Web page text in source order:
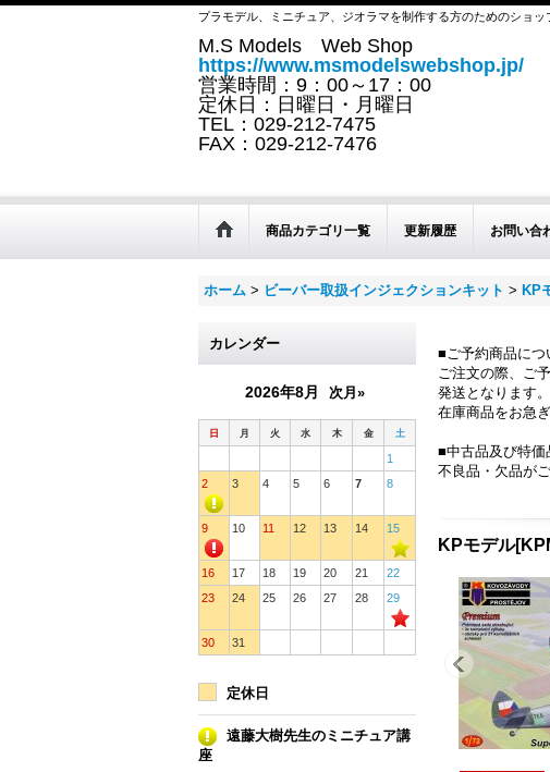
プラモデル、ミニチュア、ジオラマを制作する方のためのショ
M.S Models Web Shop
https://www.msmodelswebshop.jp/
営業時間：9：00～17：00
定休日：日曜日・月曜日
TEL：029-212-7475
FAX：029-212-7476
商品カテゴリ一覧 更新履歴 お問い合
ホーム > ビーバー取扱インジェクションキット > KP
カレンダー
2026年8月 次月»
日 月 火 水 木 金 土
1
2
3 4 5 6 7 8
9 10 11 12 13 14 15
16 17 18 19 20 21
22
23
24 25 26 27 28 29
30 31
定休日
遠藤大樹先生のミニチュア講
座
■ご予約商品につ
ご注文の際、ご
発送となります。
在庫商品をお急
■中古品及び特価
不良品・欠品が
KPモデル